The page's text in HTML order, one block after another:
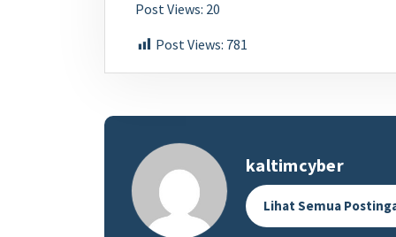
Post Views: 20
Post Views: 781
kaltimcyber
Lihat Semua